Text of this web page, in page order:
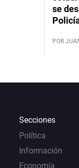
se
POR
Secciones
Política
Información
Economía